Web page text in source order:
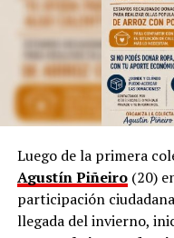
dominante, incluso en
necesidad de volver a
Por otra parte,
provocador, así como
las niñas
los tamborileros
costumbres
veces no entendemos
En esa línea, en 2014,
Luego de la primera
Agustín Piñeiro(20)
participación
llegada del invierno,